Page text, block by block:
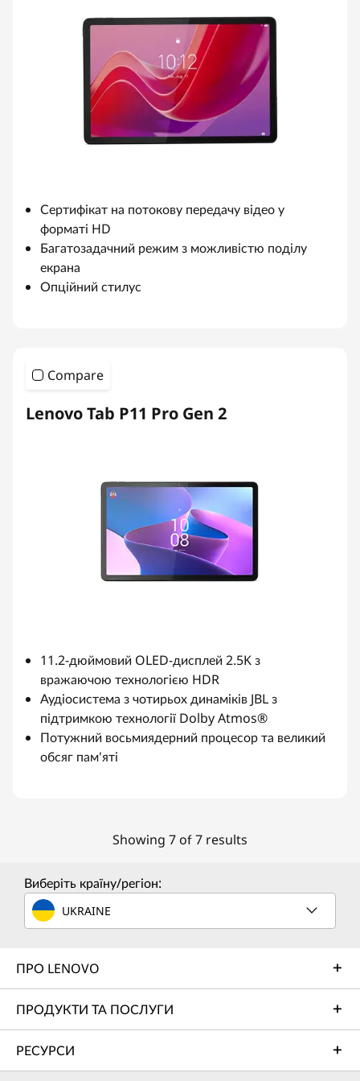
Сертифікат на потокову передачу відео у
форматі HD
Багатозадачний режим з можливістю поділу
екрана
Опційний стилус
Compare
Lenovo Tab P11 Pro Gen 2
11.2-дюймовий OLED-дисплей 2.5K з
вражаючою технологією HDR
Аудіосистема з чотирьох динаміків JBL з
підтримкою технології Dolby Atmos®
Потужний восьмиядерний процесор та великий
обсяг пам'яті
Showing 7 of 7 results
Виберіть країну/регіон:
UKRAINE
ПРО LENOVO
ПРОДУКТИ ТА ПОСЛУГИ
РЕСУРСИ